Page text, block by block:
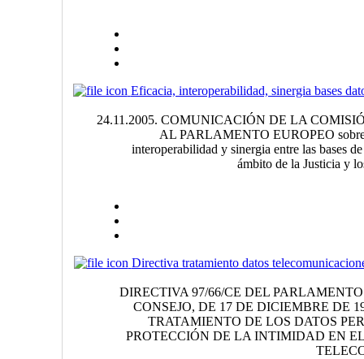
Eficacia, interoperabilidad, sinergia bases
24.11.2005. COMUNICACIÓN DE LA
AL PARLAMENTO EUROPEO
interoperabilidad y sinergia entre las bases
ámbito de la Justicia y
Directiva tratamiento datos
DIRECTIVA 97/66/CE DEL
CONSEJO, DE 17 DE DICIEMBRE DE
TRATAMIENTO DE LOS DATOS
PROTECCIÓN DE LA INTIMIDAD EN